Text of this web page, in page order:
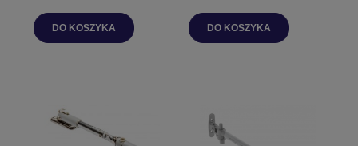
DO KOSZYKA DO KOSZYKA